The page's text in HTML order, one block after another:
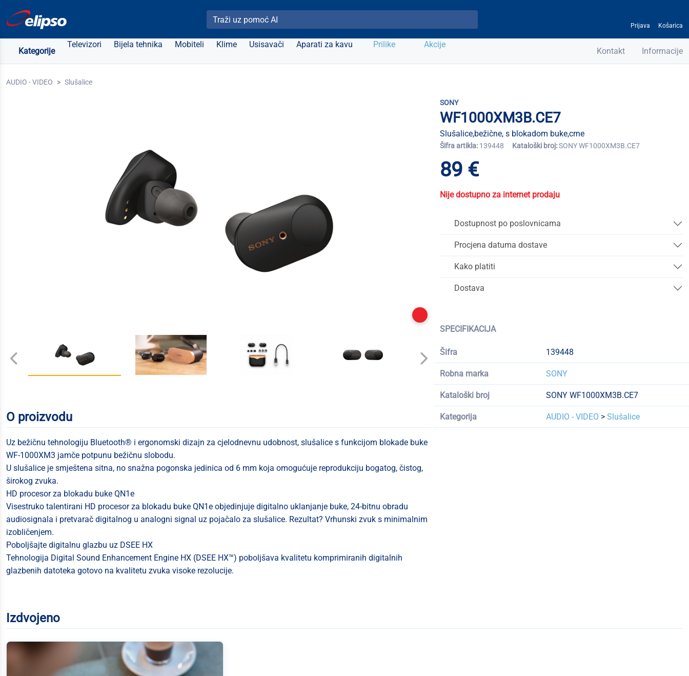
Pretraži Elipso
Prijava Košarica
Kategorije
Televizori Bijela tehnika Mobiteli Klime Usisavači Aparati za kavu Prilike Akcije
Kontakt Informacije
AUDIO - VIDEO Slušalice
SONY
WF1000XM3B.CE7
Slušalice,bežične, s blokadom buke,crne
Šifra artikla: 139448 Kataloški broj:SONY WF1000XM3B.CE7
89 €
Nije dostupno za internet prodaju
Dostupnost po poslovnicama
Procjena datuma dostave
Kako platiti
Dostava
SPECIFIKACIJA
Šifra 139448
Robna marka SONY
Kataloški broj SONY WF1000XM3B.CE7
Kategorija AUDIO - VIDEO >Slušalice
O proizvodu
Uz bežičnu tehnologiju Bluetooth® i ergonomski dizajn za cjelodnevnu udobnost, slušalice s funkcijom blokade buke
WF-1000XM3 jamče potpunu bežičnu slobodu.
U slušalice je smještena sitna, no snažna pogonska jedinica od 6 mm koja omogućuje reprodukciju bogatog, čistog,
širokog zvuka.
HD procesor za blokadu buke QN1e
Visestruko talentirani HD procesor za blokadu buke QN1e objedinjuje digitalno uklanjanje buke, 24-bitnu obradu
audiosignala i pretvarač digitalnog u analogni signal uz pojačalo za slušalice. Rezultat? Vrhunski zvuk s minimalnim
izobličenjem.
Poboljšajte digitalnu glazbu uz DSEE HX
Tehnologija Digital Sound Enhancement Engine HX (DSEE HX™) poboljšava kvalitetu komprimiranih digitalnih
glazbenih datoteka gotovo na kvalitetu zvuka visoke rezolucije.
Izdvojeno